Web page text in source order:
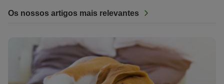
Os nossos artigos mais relevantes